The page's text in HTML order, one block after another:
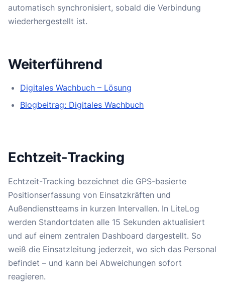
automatisch synchronisiert, sobald die Verbindung
wiederhergestellt ist.
Weiterführend
Digitales Wachbuch – Lösung
Blogbeitrag: Digitales Wachbuch
Echtzeit-Tracking
Echtzeit-Tracking bezeichnet die GPS-basierte
Positionserfassung von Einsatzkräften und
Außendienstteams in kurzen Intervallen. In LiteLog
werden Standortdaten alle 15 Sekunden aktualisiert
und auf einem zentralen Dashboard dargestellt. So
weiß die Einsatzleitung jederzeit, wo sich das Personal
befindet – und kann bei Abweichungen sofort
reagieren.